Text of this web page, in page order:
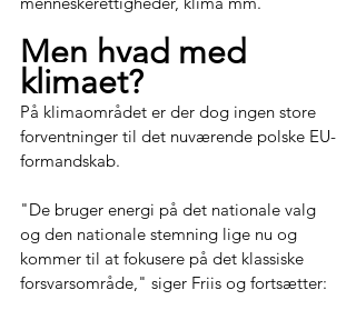
Men hvad med
klimaet?
På klimaområdet er der dog ingen store
forventninger til det nuværende polske EU-
formandskab.
"De bruger energi på det nationale valg
og den nationale stemning lige nu og
kommer til at fokusere på det klassiske
forsvarsområde," siger Friis og fortsætter: